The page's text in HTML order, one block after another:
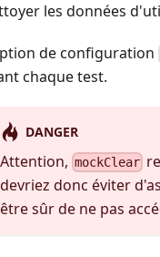
les données
de configuration
chaque test.
DANGER
Attention, mockClear
devriez donc éviter
être sûr de ne pas